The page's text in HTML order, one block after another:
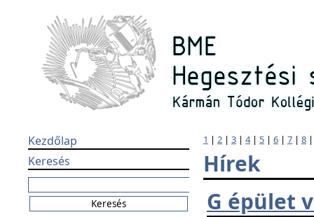
Kezdőlap
Keresés
1 | 2 | 3 | 4| 5 | 6 | 7 | 8
Hírek
G épület